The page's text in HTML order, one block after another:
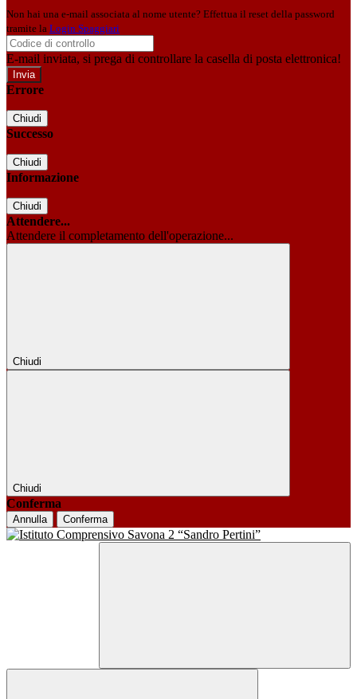
Non hai una e-mail associata al nome utente? Effettua il reset della password
tramite la Login Spaggiari
E-mail inviata, si prega di controllare la casella di posta elettronica!
Errore
Chiudi
Successo
Chiudi
Informazione
Chiudi
Attendere...
Attendere il completamento dell'operazione...
Chiudi
Chiudi
Conferma
Annulla Conferma